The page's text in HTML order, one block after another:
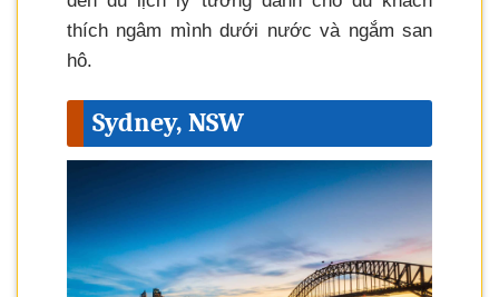
thích ngâm mình dưới nước và ngắm san
hô.
Sydney, NSW